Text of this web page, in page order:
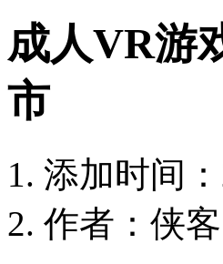
成人VR游
市
添加时间
作者：侠客